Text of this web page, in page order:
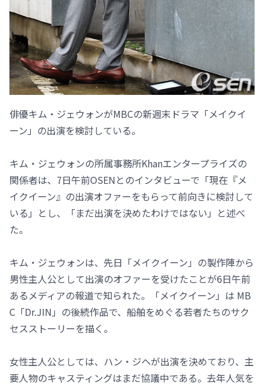
俳優キム・ジェウォンがMBCの新週末ドラマ「メイクイ
ーン」の出演を検討している。
キム・ジェウォンの所属事務所Khanエンタープライズの
関係者は、7日午前OSENとのインタビューで「現在『メ
イクイーン』の出演オファーをもらって前向きに検討して
いる」とし、「まだ出演を決めたわけではない」と述べ
た。
キム・ジェウォンは、先日「メイクイーン」の製作陣から
男性主人公として出演のオファーを受けたことが6日午前
あるメディアの報道で知られた。「メイクイーン」は MB
C「Dr.JIN」の後続作品で、船舶をめぐる若者たちのサク
セスストーリーを描く。
女性主人公としては、ハン・ジヘが出演を決めており、主
要人物のキャスティングはまだ協議中である。去年人気を